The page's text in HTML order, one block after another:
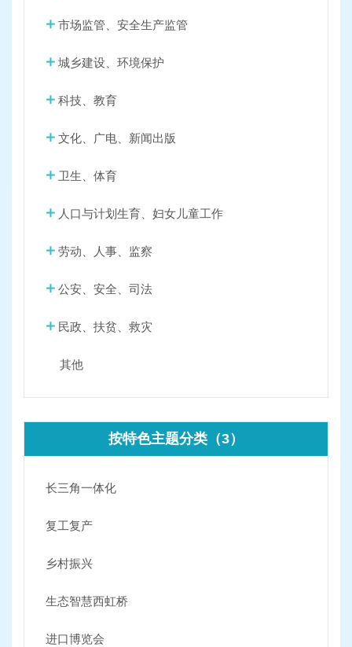
市场监管、安全生产监管
城乡建设、环境保护
科技、教育
文化、广电、新闻出版
卫生、体育
人口与计划生育、妇女儿童工作
劳动、人事、监察
公安、安全、司法
民政、扶贫、救灾
其他
按特色主题分类（3）
长三角一体化
复工复产
乡村振兴
生态智慧西虹桥
进口博览会